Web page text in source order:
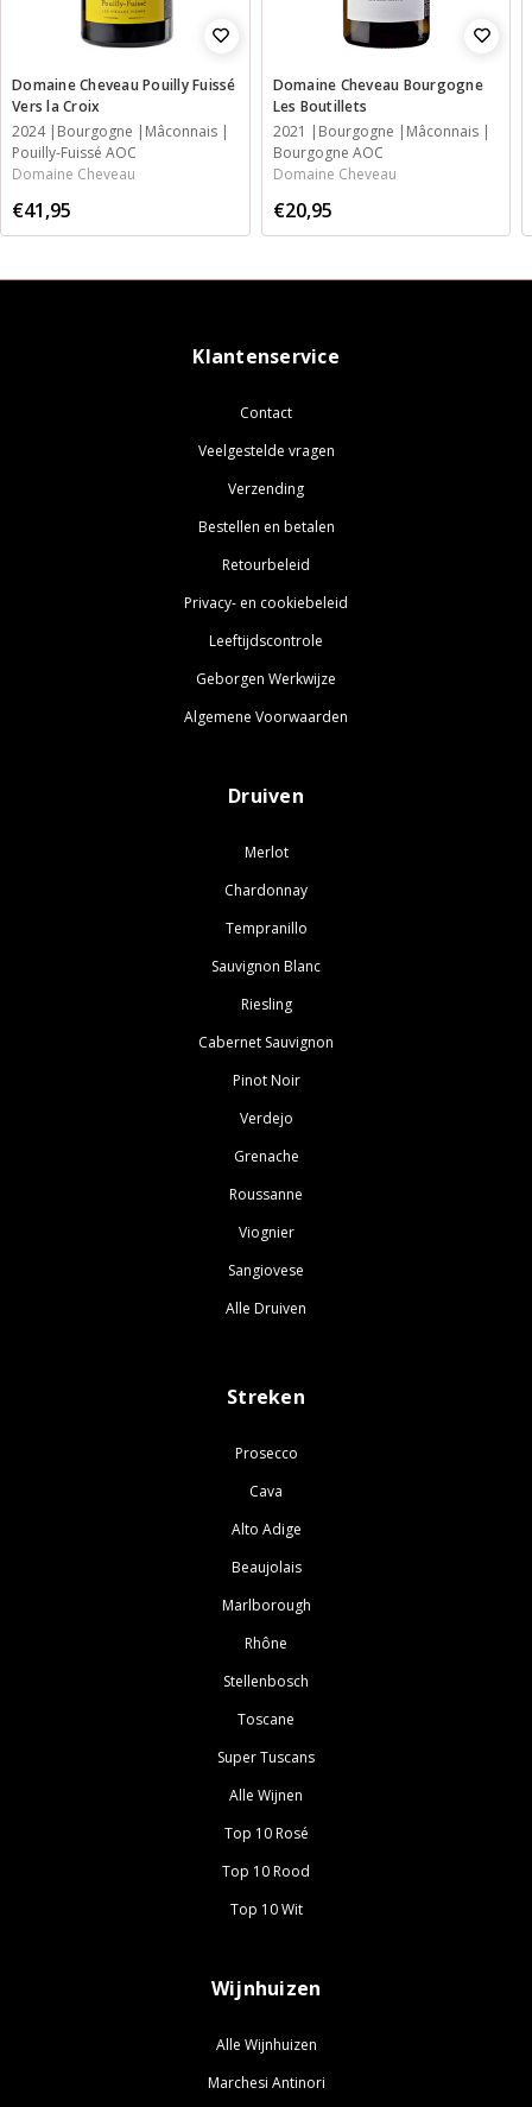
Domaine Cheveau Pouilly Fuissé
Vers la Croix
2024
Bourgogne
Mâconnais
Pouilly-Fuissé AOC
Domaine Cheveau
€41,95
Domaine Cheveau Bourgogne
Les Boutillets
2021
Bourgogne
Mâconnais
Bourgogne AOC
Domaine Cheveau
€20,95
Klantenservice
Contact
Veelgestelde vragen
Verzending
Bestellen en betalen
Retourbeleid
Privacy- en cookiebeleid
Leeftijdscontrole
Geborgen Werkwijze
Algemene Voorwaarden
Druiven
Merlot
Chardonnay
Tempranillo
Sauvignon Blanc
Riesling
Cabernet Sauvignon
Pinot Noir
Verdejo
Grenache
Roussanne
Viognier
Sangiovese
Alle Druiven
Streken
Prosecco
Cava
Alto Adige
Beaujolais
Marlborough
Rhône
Stellenbosch
Toscane
Super Tuscans
Alle Wijnen
Top 10 Rosé
Top 10 Rood
Top 10 Wit
Wijnhuizen
Alle Wijnhuizen
Marchesi Antinori